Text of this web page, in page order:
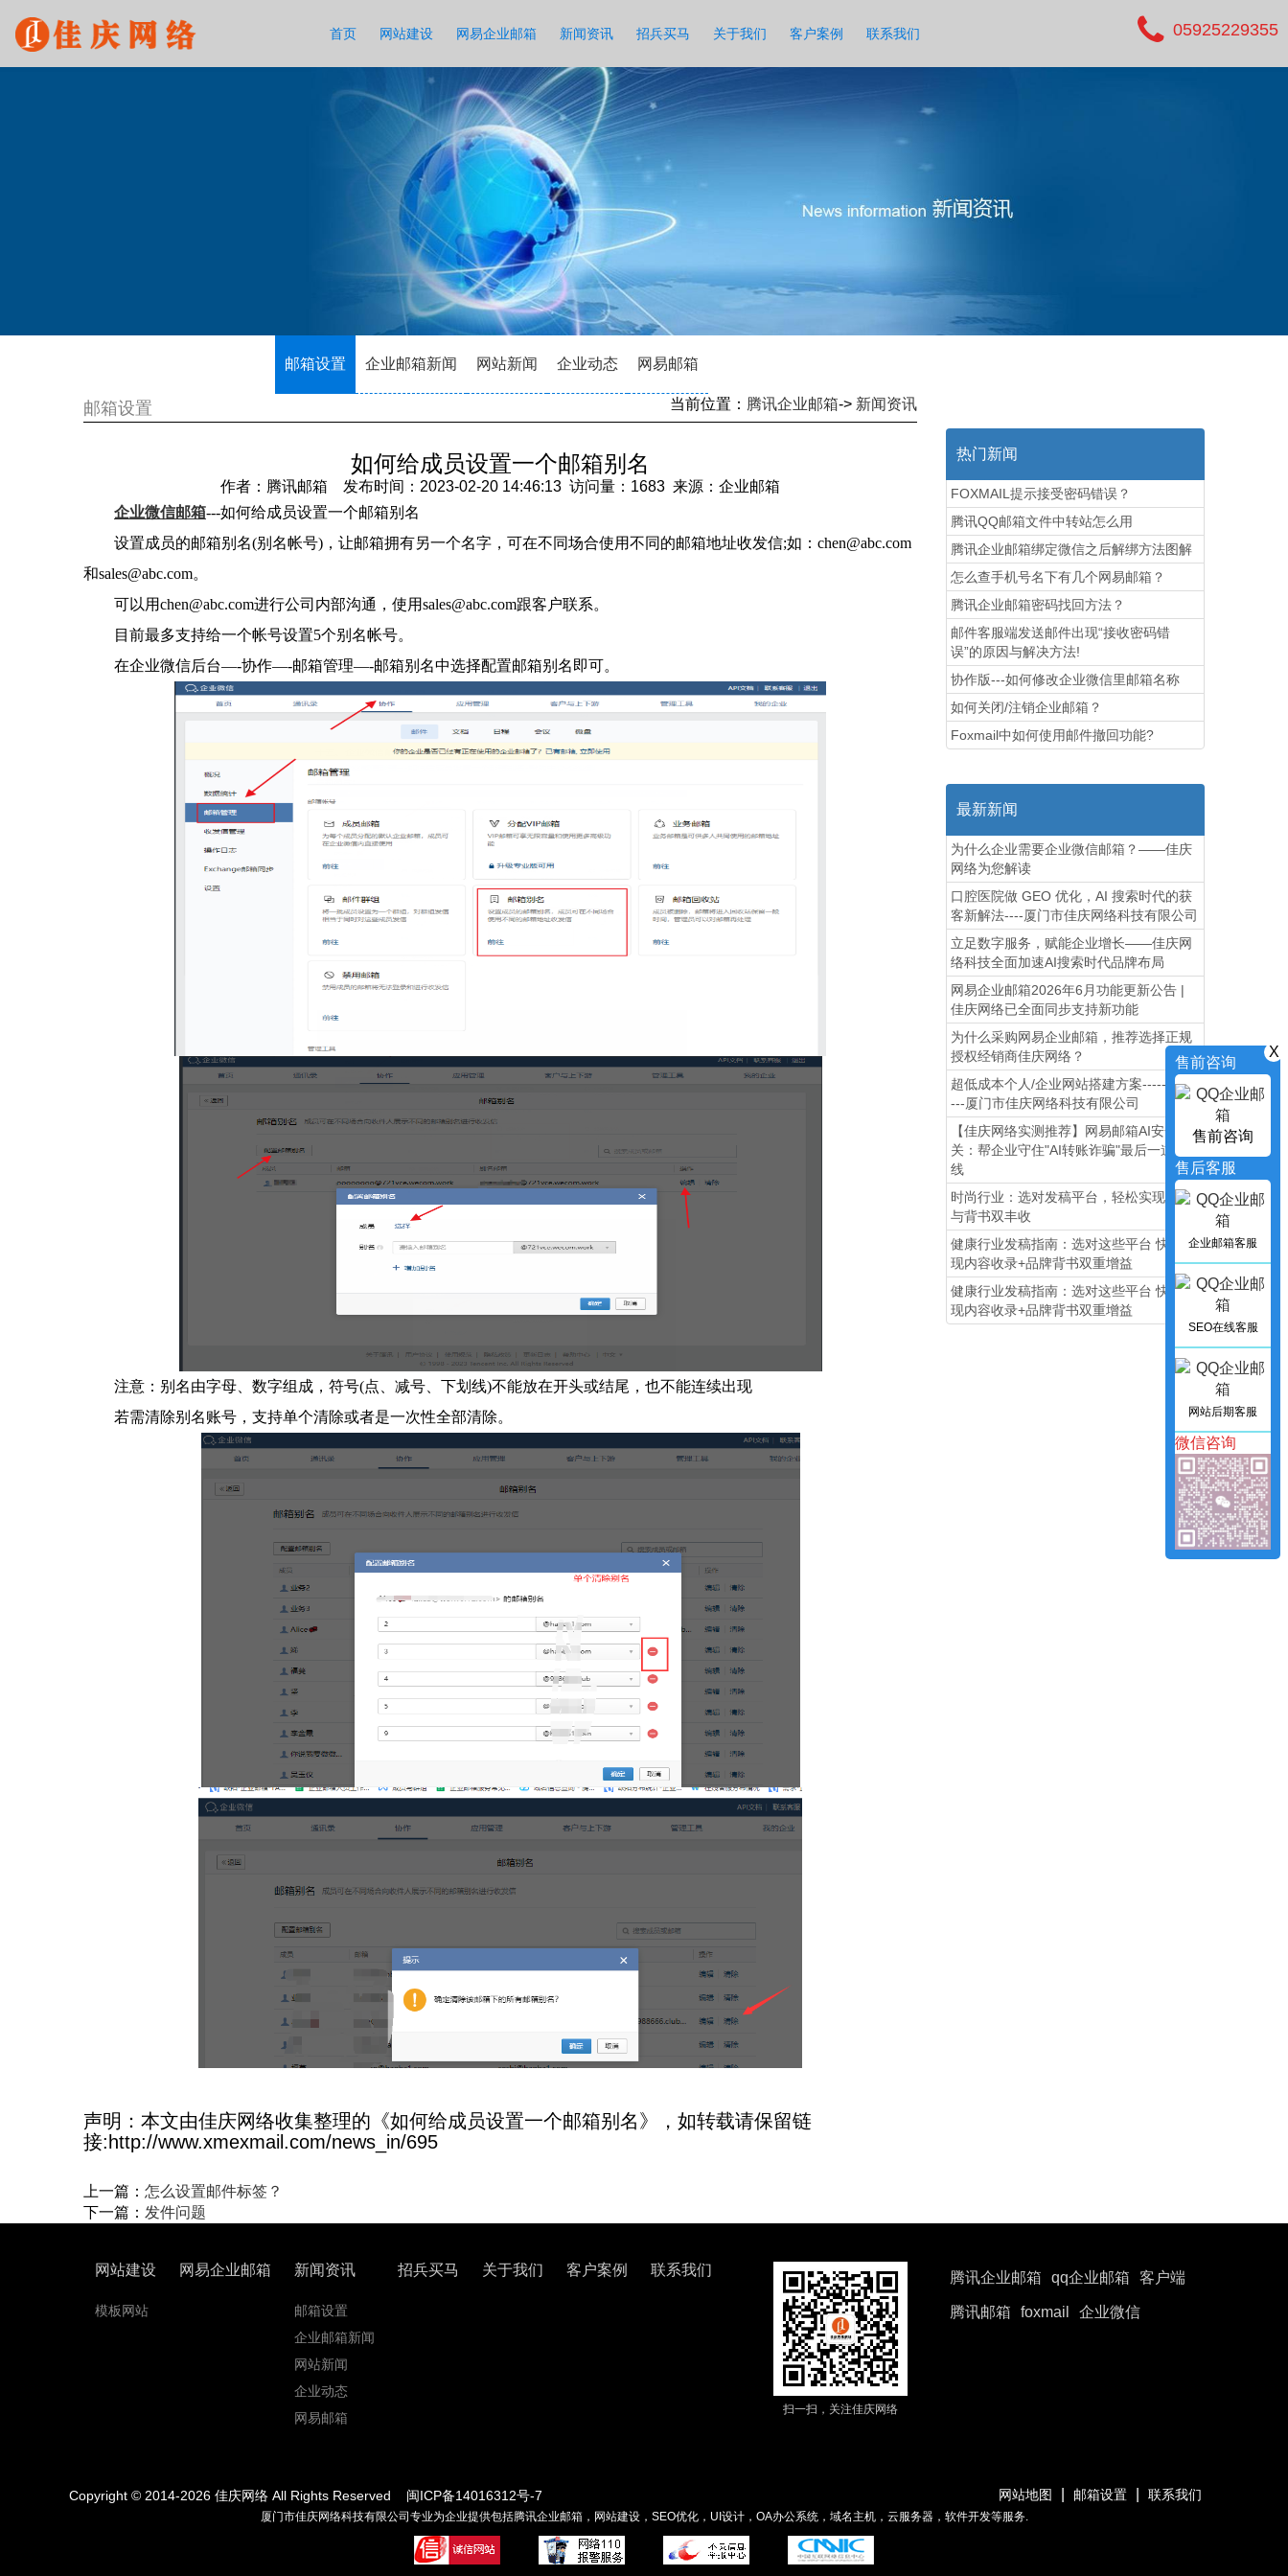
首页 网站建设 网易企业邮箱 新闻资讯 招兵买马 关于我们 客户案例 联系我们 05925229355
邮箱设置 企业邮箱新闻 网站新闻 企业动态 网易邮箱
邮箱设置 当前位置： 腾讯企业邮箱-> 新闻资讯
如何给成员设置一个邮箱别名
作者：腾讯邮箱 发布时间：2023-02-20 14:46:13 访问量：1683 来源：企业邮箱
企业微信邮箱---如何给成员设置一个邮箱别名
设置成员的邮箱别名(别名帐号)，让邮箱拥有另一个名字，可在不同场合使用不同的邮箱地址收发信;如：chen@abc.com
和sales@abc.com。
可以用chen@abc.com进行公司内部沟通，使用sales@abc.com跟客户联系。
目前最多支持给一个帐号设置5个别名帐号。
在企业微信后台—-协作—-邮箱管理—-邮箱别名中选择配置邮箱别名即可。
注意：别名由字母、数字组成，符号(点、减号、下划线)不能放在开头或结尾，也不能连续出现
若需清除别名账号，支持单个清除或者是一次性全部清除。
声明：本文由佳庆网络收集整理的《如何给成员设置一个邮箱别名》，如转载请保留链
接:http://www.xmexmail.com/news_in/695
上一篇： 怎么设置邮件标签？
下一篇： 发件问题
热门新闻
FOXMAIL提示接受密码错误？
腾讯QQ邮箱文件中转站怎么用
腾讯企业邮箱绑定微信之后解绑方法图解
怎么查手机号名下有几个网易邮箱？
腾讯企业邮箱密码找回方法？
邮件客服端发送邮件出现“接收密码错
误”的原因与解决方法!
协作版---如何修改企业微信里邮箱名称
如何关闭/注销企业邮箱？
Foxmail中如何使用邮件撤回功能?
最新新闻
为什么企业需要企业微信邮箱？——佳庆
网络为您解读
口腔医院做 GEO 优化，AI 搜索时代的获
客新解法----厦门市佳庆网络科技有限公司
立足数字服务，赋能企业增长——佳庆网
络科技全面加速AI搜索时代品牌布局
网易企业邮箱2026年6月功能更新公告 |
佳庆网络已全面同步支持新功能
为什么采购网易企业邮箱，推荐选择正规
授权经销商佳庆网络？
超低成本个人/企业网站搭建方案------------
---厦门市佳庆网络科技有限公司
【佳庆网络实测推荐】网易邮箱AI安全网
关：帮企业守住"AI转账诈骗"最后一道防
线
时尚行业：选对发稿平台，轻松实现流量
与背书双丰收
健康行业发稿指南：选对这些平台 快速实
现内容收录+品牌背书双重增益
健康行业发稿指南：选对这些平台 快速实
现内容收录+品牌背书双重增益
网站建设
模板网站
网易企业邮箱 新闻资讯
邮箱设置
企业邮箱新闻
网站新闻
企业动态
网易邮箱
招兵买马 关于我们 客户案例 联系我们
扫一扫，关注佳庆网络
腾讯企业邮箱 qq企业邮箱 客户端
腾讯邮箱 foxmail 企业微信
Copyright © 2014-2026 佳庆网络 All Rights Reserved 闽ICP备14016312号-7 网站地图 邮箱设置 联系我们
厦门市佳庆网络科技有限公司专业为企业提供包括腾讯企业邮箱，网站建设，SEO优化，UI设计，OA办公系统，域名主机，云服务器，软件开发等服务.
X
售前咨询
售前咨询
售后客服
企业邮箱客服
SEO在线客服
网站后期客服
微信咨询